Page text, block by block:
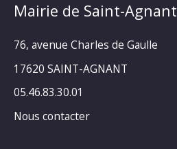
Mairie de Saint-Agnant
76, avenue Charles de Gaulle
17620 SAINT-AGNANT
05.46.83.30.01
Nous contacter